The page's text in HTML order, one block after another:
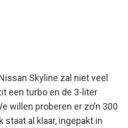
Skyline zal niet veel
een turbo en de 3-liter
willen proberen er zo’n 300
staat al klaar, ingepakt in